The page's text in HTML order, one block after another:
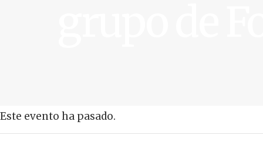
Este evento ha pasado.